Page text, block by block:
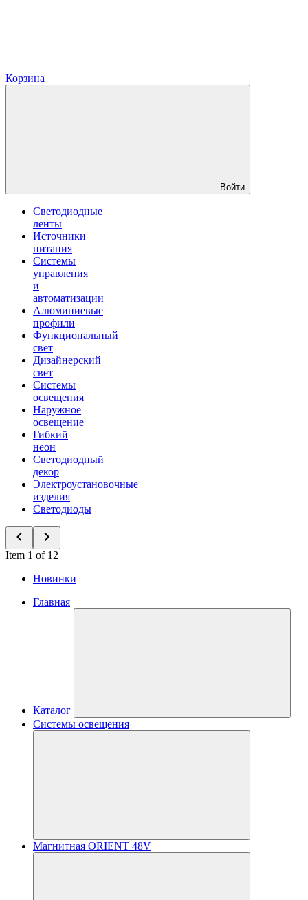
Корзина
Войти
Светодиодные
ленты
Источники
питания
Системы
управления
и
автоматизации
Алюминиевые
профили
Функциональный
свет
Дизайнерский
свет
Системы
освещения
Наружное
освещение
Гибкий
неон
Светодиодный
декор
Электроустановочные
изделия
Светодиоды
Item 1 of 12
Новинки
Главная
Каталог
Системы освещения
Магнитная ORIENT 48V